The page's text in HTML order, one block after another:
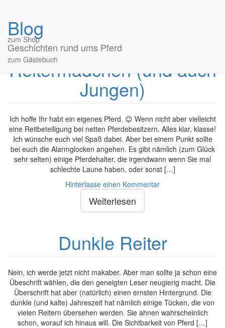
Blog
Geschichten rund ums Pferd
zum Shop
zum GästebuchInformationen für
Reitermädchen (und auch
Jungen)
Ich hoffe Ihr habt ein eigenes Pferd. 😉 Wenn nicht aber vielleicht
eine Reitbeteiligung bei netten Pferdebesitzern. Alles klar, klasse!
Ich wünsche euch viel Spaß dabei. Aber bei einem Punkt sollte
bei euch die Alarmglocken angehen. Es gibt nämlich (zum Glück
sehr selten) einige Pferdehalter, die irgendwann wenn Sie mal
schlechte Laune haben, oder sonst […]
Hinterlasse einen Kommentar
Weiterlesen
Dunkle Reiter
Nein, ich werde jetzt nicht makaber. Aber man sollte ja schon eine
Übeschrift wählen, die den geneigten Leser neugierig macht. Die
Überschrift hat aber (natürlich) einen ernsten Hintergrund. Die
dunkle (und kalte) Jahreszeit hat nämlich einige Tücken, die von
vielen Reitern übersehen werden. Sie ahnen wahrscheinlich
schon, worauf ich hinaus will. Die Sichtbarkeit von Pferd […]